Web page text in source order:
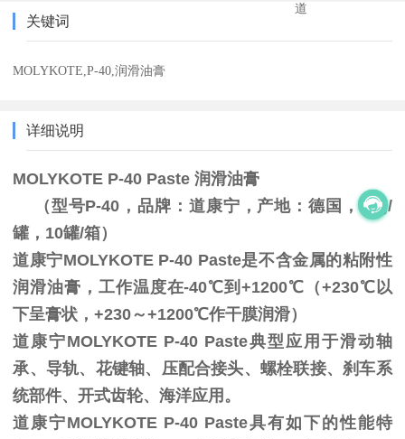
道
关键词
MOLYKOTE,P-40,润滑油膏
详细说明
MOLYKOTE P-40 Paste 润滑油膏
（型号P-40，品牌：道康宁，产地：德国，1kg/
罐，10罐/箱）
道康宁MOLYKOTE P-40 Paste是不含金属的粘附性
润滑油膏，工作温度在-40℃到+1200℃（+230℃以
下呈膏状，+230～+1200℃作干膜润滑）
道康宁MOLYKOTE P-40 Paste典型应用于滑动轴
承、导轨、花键轴、压配合接头、螺栓联接、刹车系
统部件、开式齿轮、海洋应用。
道康宁MOLYKOTE P-40 Paste具有如下的性能特